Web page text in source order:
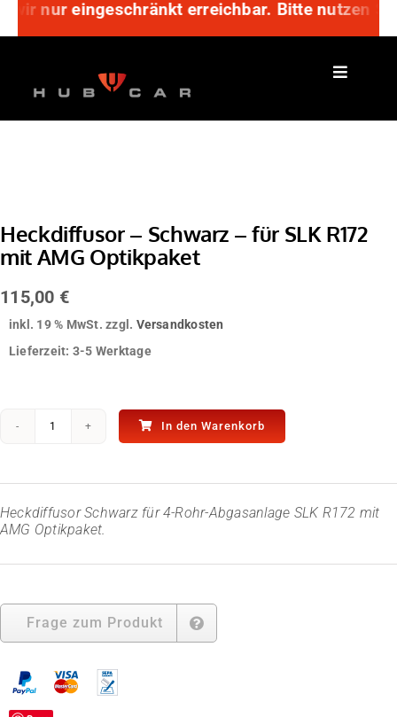
Zum
springen
nur eingeschränkt erreichbar. Bitte nutzen
Heckdiffusor – Schwarz – für SLK R172
mit AMG Optikpaket
115,00 €
inkl. 19 % MwSt. zzgl. Versandkosten
Lieferzeit: 3-5 Werktage
Heckdiffusor
-
SLK
R172
AMG
Menge
In den Warenkorb
Heckdiffusor Schwarz für 4-Rohr-Abgasanlage SLK R172 mit
AMG Optikpaket.
Frage zum Produkt